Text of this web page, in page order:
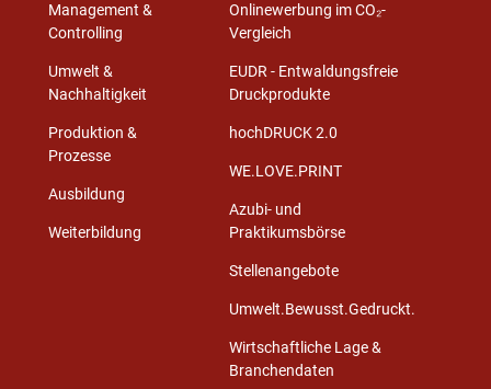
Management &
Controlling
Umwelt &
Nachhaltigkeit
Produktion &
Prozesse
Ausbildung
Weiterbildung
Onlinewerbung im CO₂-
Vergleich
EUDR - Entwaldungsfreie
Druckprodukte
hochDRUCK 2.0
WE.LOVE.PRINT
Azubi- und
Praktikumsbörse
Stellenangebote
Umwelt.Bewusst.Gedruckt.
Wirtschaftliche Lage &
Branchendaten